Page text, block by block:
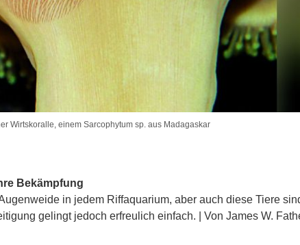
Wirtskoralle, einem Sarcophytum sp. aus Madagaskar
Bekämpfung
in jedem Riffaquarium, aber auch diese Tiere
gelingt jedoch erfreulich einfach. | Von James W.